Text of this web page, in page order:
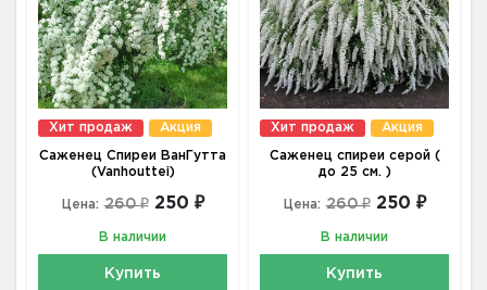
Хит продаж Акция
Саженец Спиреи ВанГутта
(Vanhouttei)
Цена: 260 ₽ 250 ₽
В наличии
Купить
Хит продаж Акция
Саженец спиреи серой (
до 25 см. )
Цена: 260 ₽ 250 ₽
В наличии
Купить